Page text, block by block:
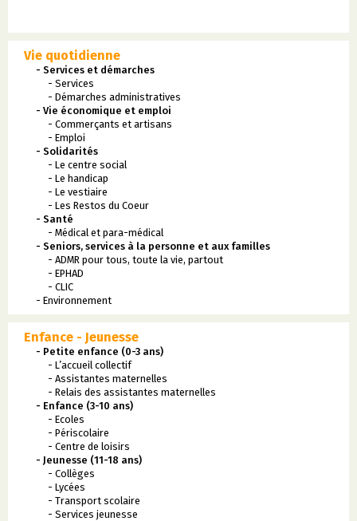
Vie quotidienne
- Services et démarches
- Services
- Démarches administratives
- Vie économique et emploi
- Commerçants et artisans
- Emploi
- Solidarités
- Le centre social
- Le handicap
- Le vestiaire
- Les Restos du Coeur
- Santé
- Médical et para-médical
- Seniors, services à la personne et aux familles
- ADMR pour tous, toute la vie, partout
- EPHAD
- CLIC
- Environnement
Enfance - Jeunesse
- Petite enfance (0-3 ans)
- L’accueil collectif
- Assistantes maternelles
- Relais des assistantes maternelles
- Enfance (3-10 ans)
- Ecoles
- Périscolaire
- Centre de loisirs
- Jeunesse (11-18 ans)
- Collèges
- Lycées
- Transport scolaire
- Services jeunesse